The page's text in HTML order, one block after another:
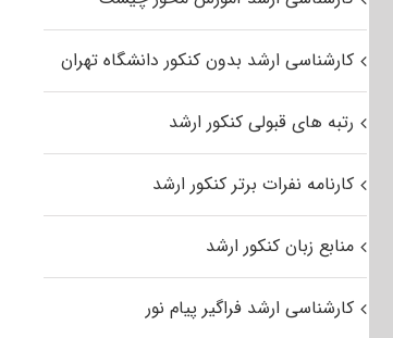
کارشناسی ارشد بدون کنکور دانشگاه تهران
رتبه های قبولی کنکور ارشد
کارنامه نفرات برتر کنکور ارشد
منابع زبان کنکور ارشد
کارشناسی ارشد فراگیر پیام نور